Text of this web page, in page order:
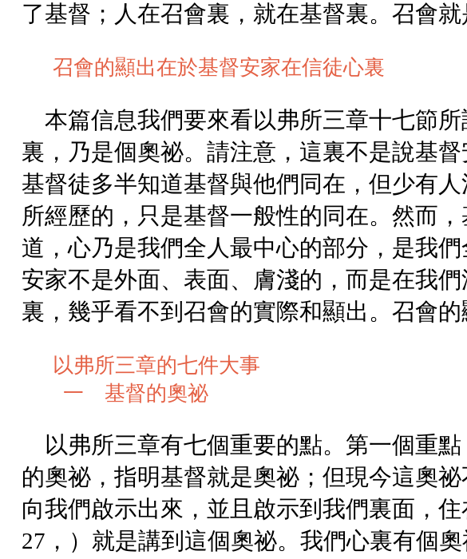
了基督；人在召會裏，就在基督裏。召會就
召會的顯出在於基督安家在信徒心裏
本篇信息我們要來看以弗所三章十七節
裏，乃是個奧祕。請注意，這裏不是說基
基督徒多半知道基督與他們同在，但少有
所經歷的，只是基督一般性的同在。然而
道，心乃是我們全人最中心的部分，是我
安家不是外面、表面、膚淺的，而是在我
裏，幾乎看不到召會的實際和顯出。召會
以弗所三章的七件大事
一 基督的奧祕
以弗所三章有七個重要的點。第一個重
的奧祕，指明基督就是奧祕；但現今這奧
向我們啟示出來，並且啟示到我們裏面，
27，）就是講到這個奧祕。我們心裏有個